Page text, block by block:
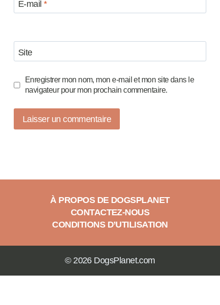
E-mail*
Site
Enregistrer mon nom, mon e-mail et mon site dans le
navigateur pour mon prochain commentaire.
À PROPOS DE DOGSPLANET
CONTACTEZ-NOUS
CONDITIONS D’UTILISATION
© 2026 DogsPlanet.com